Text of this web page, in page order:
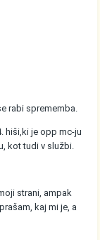
rabi sprememba.
hiši,ki je opp mc-ju
kot tudi v službi.
strani, ampak
kaj mi je, a